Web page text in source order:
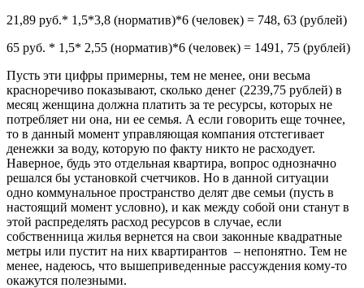
21,89 руб.* 1,5*3,8 (норматив)*6 (человек) = 748, 63 (рублей)
65 руб. * 1,5* 2,55 (норматив)*6 (человек) = 1491, 75 (рублей)
Пусть эти цифры примерны, тем не менее, они весьма
красноречиво показывают, сколько денег (2239,75 рублей) в
месяц женщина должна платить за те ресурсы, которых не
потребляет ни она, ни ее семья. А если говорить еще точнее,
то в данный момент управляющая компания отстегивает
денежки за воду, которую по факту никто не расходует.
Наверное, будь это отдельная квартира, вопрос однозначно
решался бы установкой счетчиков. Но в данной ситуации
одно коммунальное пространство делят две семьи (пусть в
настоящий момент условно), и как между собой они станут в
этой распределять расход ресурсов в случае, если
собственница жилья вернется на свои законные квадратные
метры или пустит на них квартирантов – непонятно. Тем не
менее, надеюсь, что вышеприведенные рассуждения кому-то
окажутся полезными.